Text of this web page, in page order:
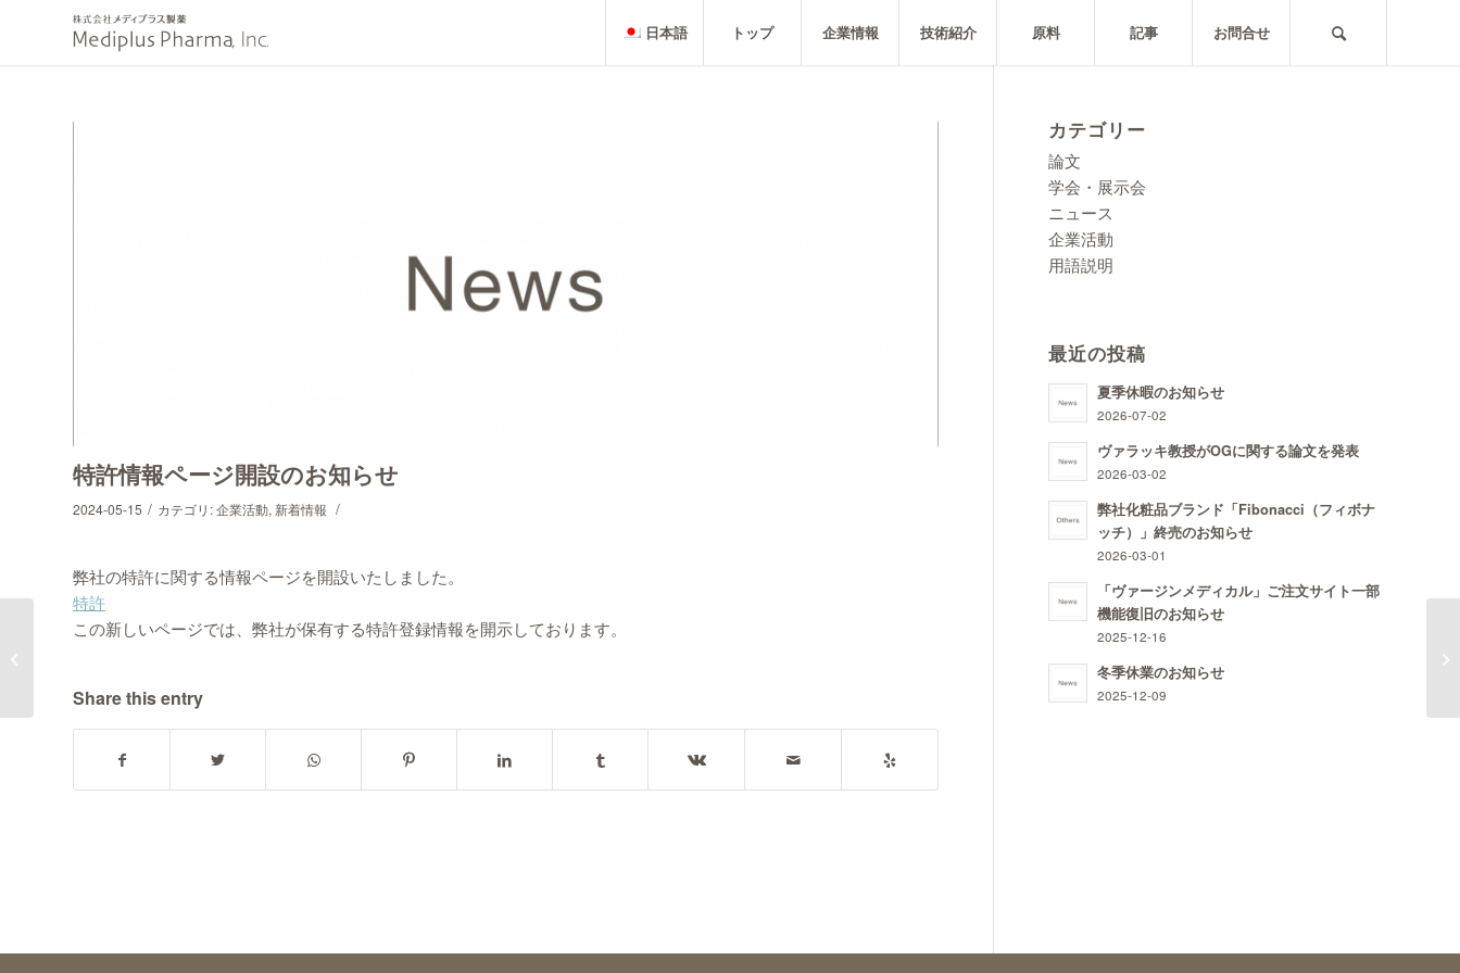
日本語 トップ 企業情報 技術紹介 原料 記事 お問合せ
特許情報ページ開設のお知らせ
2024-05-15 / カテゴリ:企業活動, 新着情報 /
弊社の特許に関する情報ページを開設いたしました。
特許
この新しいページでは、弊社が保有する特許登録情報を開示しております。
Share this entry
カテゴリー
論文
学会・展示会
ニュース
企業活動
用語説明
最近の投稿
夏季休暇のお知らせ
2026-07-02
ヴァラッキ教授がOGに関する論文を発表
2026-03-02
弊社化粧品ブランド「Fibonacci（フィボナ
ッチ）」終売のお知らせ
2026-03-01
「ヴァージンメディカル」ご注文サイト一部
機能復旧のお知らせ
2025-12-16
冬季休業のお知らせ
2025-12-09